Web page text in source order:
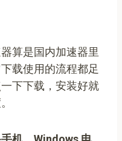
算是国内加速器里
载使用的流程都足
下下载，安装好就